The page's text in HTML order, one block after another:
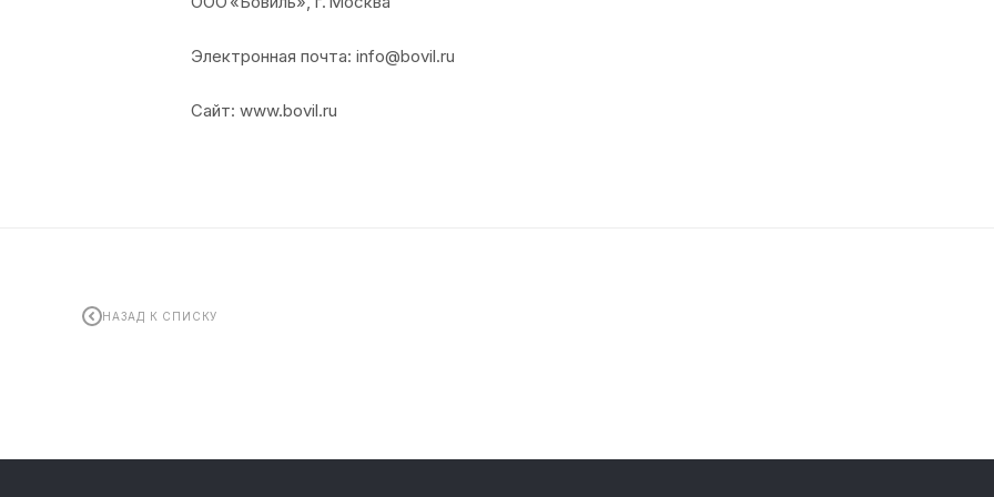
Электронная почта: info@bovil.ru
Сайт: www.bovil.ru
НАЗАД К СПИСКУ